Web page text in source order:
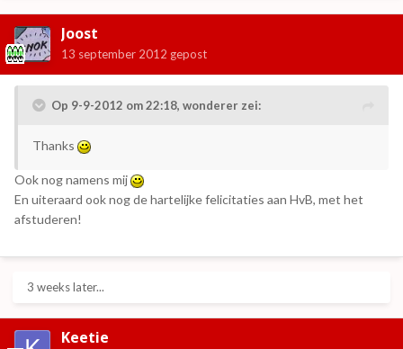
Joost
13 september 2012 gepost
Op 9-9-2012 om 22:18, wonderer zei:
Thanks
Ook nog namens mij
En uiteraard ook nog de hartelijke felicitaties aan HvB, met het
afstuderen!
3 weeks later...
Keetie